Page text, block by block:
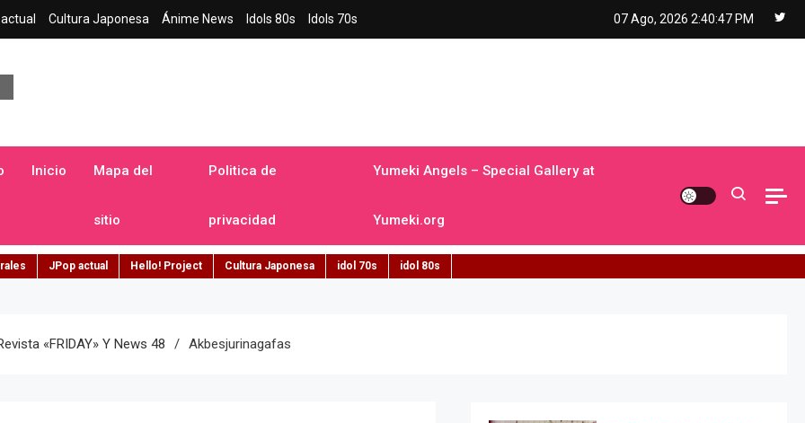
Cultura Japonesa Ánime News Idols 80s Idols 70s 07 Ago, 2026 2:40:48 PM
Inicio Mapa del
sitio
Politica de
privacidad
Yumeki Angels – Special Gallery at
Yumeki.org
JPop actual Hello! Project Cultura Japonesa idol 70s idol 80s
«FRIDAY» Y News 48 Akbesjurinagafas